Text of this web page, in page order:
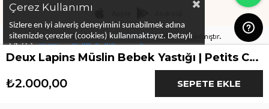
Bu sitenin kurulumuKeyo Digitaltarafından yapılmıştır.
Çerez Kullanımı
Sizlere en iyi alıveriş deneyimini sunabilmek adına
sitemizde çerezler (cookies) kullanmaktayız. Detaylı
bilgi için KVKK ve Gizlilik Politikası veÇerez
Politika larını inceleyebilirsiniz Deux Lapins Müslin Bebek Yastığı | Petits Caneton
₺2.000,00